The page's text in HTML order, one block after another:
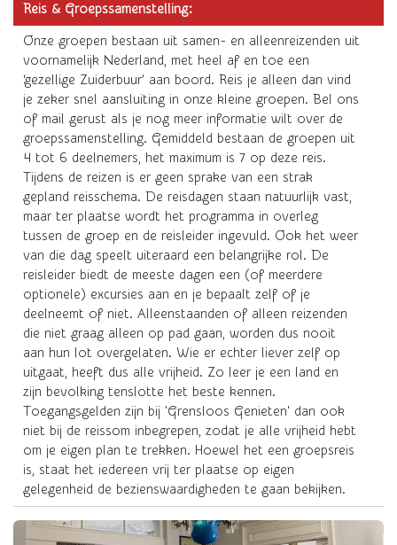
Reis & Groepssamenstelling:
Onze groepen bestaan uit samen- en alleenreizenden uit
voornamelijk Nederland, met heel af en toe een
‘gezellige Zuiderbuur’ aan boord. Reis je alleen dan vind
je zeker snel aansluiting in onze kleine groepen. Bel ons
of mail gerust als je nog meer informatie wilt over de
groepssamenstelling. Gemiddeld bestaan de groepen uit
4 tot 6 deelnemers, het maximum is 7 op deze reis.
Tijdens de reizen is er geen sprake van een strak
gepland reisschema. De reisdagen staan natuurlijk vast,
maar ter plaatse wordt het programma in overleg
tussen de groep en de reisleider ingevuld. Ook het weer
van die dag speelt uiteraard een belangrijke rol. De
reisleider biedt de meeste dagen een (of meerdere
optionele) excursies aan en je bepaalt zelf of je
deelneemt of niet. Alleenstaanden of alleen reizenden
die niet graag alleen op pad gaan, worden dus nooit
aan hun lot overgelaten. Wie er echter liever zelf op
uitgaat, heeft dus alle vrijheid. Zo leer je een land en
zijn bevolking tenslotte het beste kennen.
Toegangsgelden zijn bij 'Grensloos Genieten' dan ook
niet bij de reissom inbegrepen, zodat je alle vrijheid hebt
om je eigen plan te trekken. Hoewel het een groepsreis
is, staat het iedereen vrij ter plaatse op eigen
gelegenheid de bezienswaardigheden te gaan bekijken.